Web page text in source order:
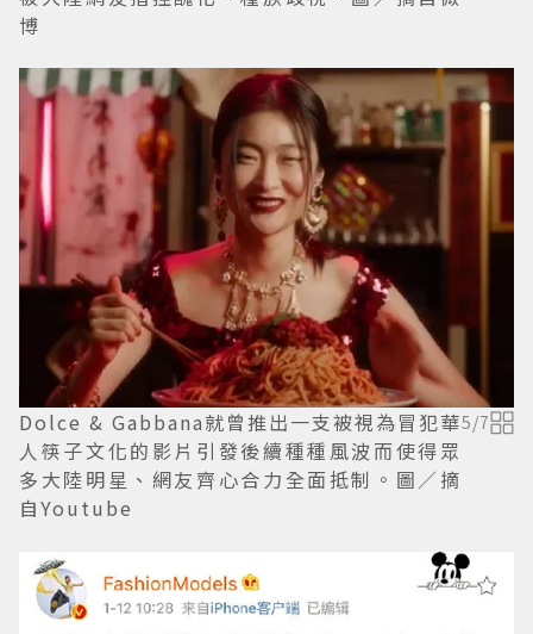
博
Dolce & Gabbana就曾推出一支被視為冒犯華
人筷子文化的影片引發後續種種風波而使得眾
多大陸明星、網友齊心合力全面抵制。圖／摘
自Youtube
5/7